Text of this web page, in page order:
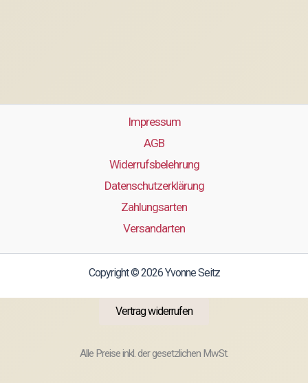
Impressum
AGB
Widerrufsbelehrung
Datenschutzerklärung
Zahlungsarten
Versandarten
Copyright © 2026 Yvonne Seitz
Vertrag widerrufen
Alle Preise inkl. der gesetzlichen MwSt.